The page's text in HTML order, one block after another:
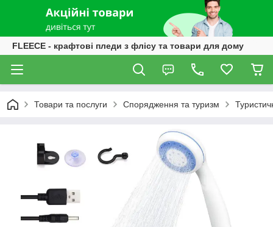
FLEECE - крафтові пледи з флісу та товари для дому
Товари та послуги Спорядження та туризм